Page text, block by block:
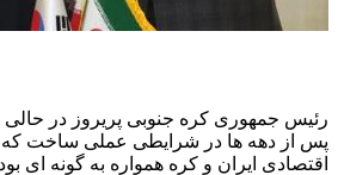
رئیس جمهوری کره جنوبی پریروز در حالی
پس از دهه ها در شرایطی عملی ساخت که
اقتصادی ایران و کره همواره به گونه ای